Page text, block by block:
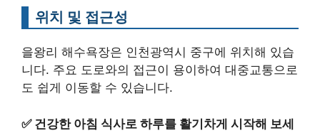
위치 및 접근성
을왕리 해수욕장은 인천광역시 중구에 위치해 있습
니다. 주요 도로와의 접근이 용이하여 대중교통으로
도 쉽게 이동할 수 있습니다.
✅ 건강한 아침 식사로 하루를 활기차게 시작해 보세